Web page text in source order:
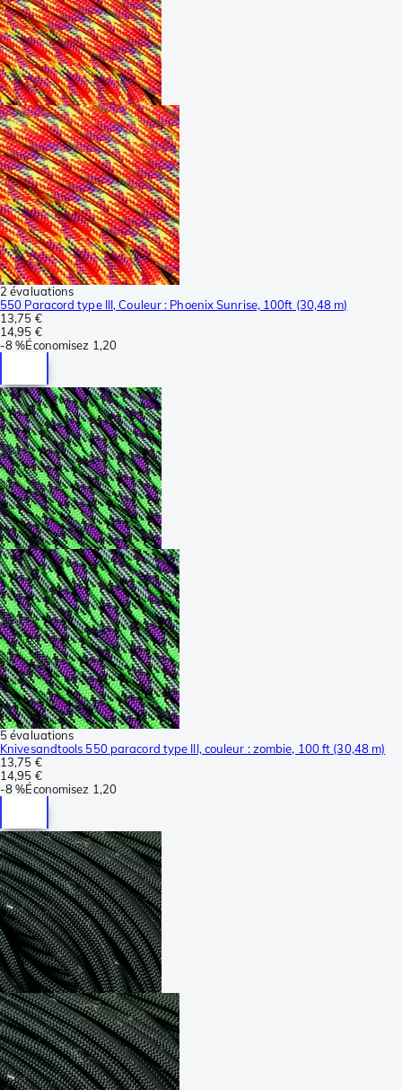
2 évaluations
550 Paracord type III, Couleur : Phoenix Sunrise, 100ft (30,48 m)
13,75 €
14,95 €
-8 %Économisez 1,20
5 évaluations
Knivesandtools 550 paracord type III, couleur : zombie, 100 ft (30,48 m)
13,75 €
14,95 €
-8 %Économisez 1,20